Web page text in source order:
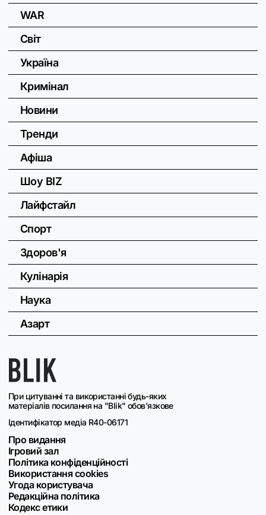
При цитуванні та використанні будь-яких
матеріалів посилання на "Blik" обов'язкове
Ідентифікатор медіа R40-06171
Про видання
Ігровий зал
Політика конфіденційності
Використання cookies
Угода користувача
Редакційна політика
Кодекс етики
WAR
Світ
Україна
Кримінал
Новини
Тренди
Афіша
Шоу BIZ
Лайфстайл
Спорт
Здоров'я
Кулінарія
Наука
Азарт